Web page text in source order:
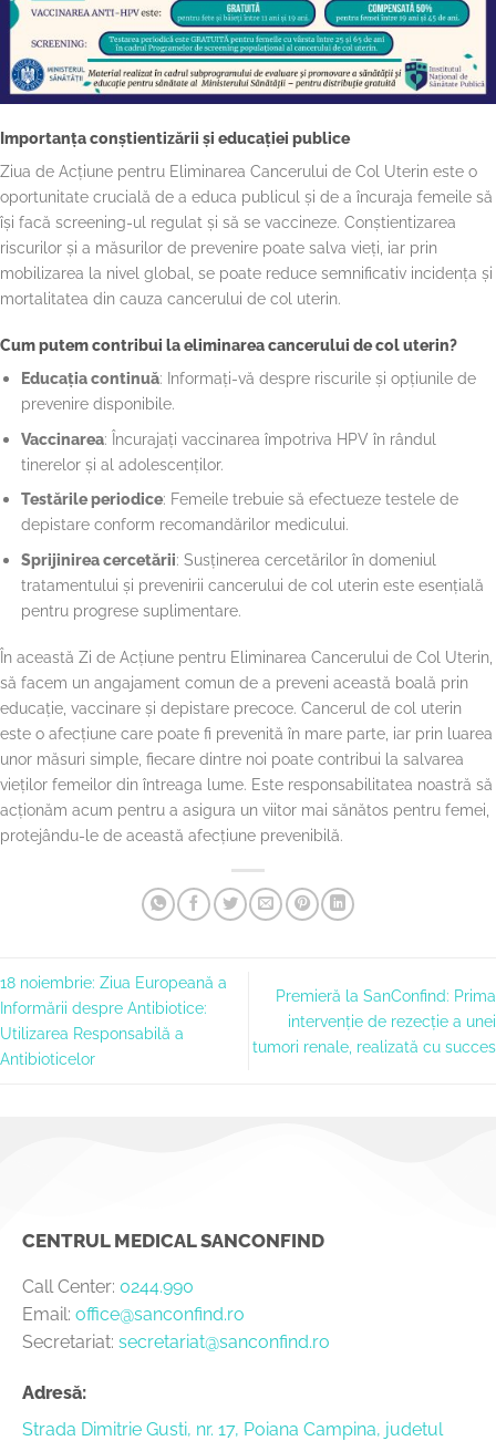
Importanța conștientizării și educației publice
Ziua de Acțiune pentru Eliminarea Cancerului de Col Uterin este o
oportunitate crucială de a educa publicul și de a încuraja femeile să
își facă screening-ul regulat și să se vaccineze. Conștientizarea
riscurilor și a măsurilor de prevenire poate salva vieți, iar prin
mobilizarea la nivel global, se poate reduce semnificativ incidența și
mortalitatea din cauza cancerului de col uterin.
Cum putem contribui la eliminarea cancerului de col uterin?
Educația continuă: Informați-vă despre riscurile și opțiunile de
prevenire disponibile.
Vaccinarea: Încurajați vaccinarea împotriva HPV în rândul
tinerelor și al adolescenților.
Testările periodice: Femeile trebuie să efectueze testele de
depistare conform recomandărilor medicului.
Sprijinirea cercetării: Susținerea cercetărilor în domeniul
tratamentului și prevenirii cancerului de col uterin este esențială
pentru progrese suplimentare.
În această Zi de Acțiune pentru Eliminarea Cancerului de Col Uterin,
să facem un angajament comun de a preveni această boală prin
educație, vaccinare și depistare precoce. Cancerul de col uterin
este o afecțiune care poate fi prevenită în mare parte, iar prin luarea
unor măsuri simple, fiecare dintre noi poate contribui la salvarea
vieților femeilor din întreaga lume. Este responsabilitatea noastră să
acționăm acum pentru a asigura un viitor mai sănătos pentru femei,
protejându-le de această afecțiune prevenibilă.
18 noiembrie: Ziua Europeană a
Informării despre Antibiotice:
Utilizarea Responsabilă a
Antibioticelor
Premieră la SanConfind: Prima
intervenție de rezecție a unei
tumori renale, realizată cu succes
CENTRUL MEDICAL SANCONFIND
Call Center: 0244.990
Email: office@sanconfind.ro
Secretariat: secretariat@sanconfind.ro
Adresă:
Strada Dimitrie Gusti, nr. 17, Poiana Campina, judetul